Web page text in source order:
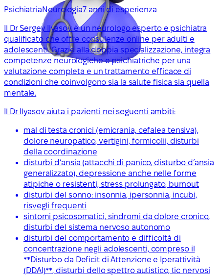
PsichiatriaNeurologia7 anni di esperienza
Il Dr Sergey Ilyasov è un neurologo esperto e psichiatra
qualificato che offre consulenze online per adulti e
adolescenti. Grazie alla doppia specializzazione, integra
competenze neurologiche e psichiatriche per una
valutazione completa e un trattamento efficace di
condizioni che coinvolgono sia la salute fisica sia quella
mentale.
Il Dr Ilyasov aiuta i pazienti nei seguenti ambiti:
mal di testa cronici (emicrania, cefalea tensiva),
dolore neuropatico, vertigini, formicolii, disturbi
della coordinazione
disturbi d’ansia (attacchi di panico, disturbo d’ansia
generalizzato), depressione anche nelle forme
atipiche o resistenti, stress prolungato, burnout
disturbi del sonno: insonnia, ipersonnia, incubi,
risvegli frequenti
sintomi psicosomatici, sindromi da dolore cronico,
disturbi del sistema nervoso autonomo
disturbi del comportamento e difficoltà di
concentrazione negli adolescenti, compreso il
**Disturbo da Deficit di Attenzione e Iperattività
(DDAI)**, disturbi dello spettro autistico, tic nervosi